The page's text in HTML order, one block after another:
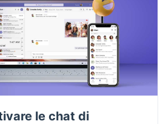
le chat di